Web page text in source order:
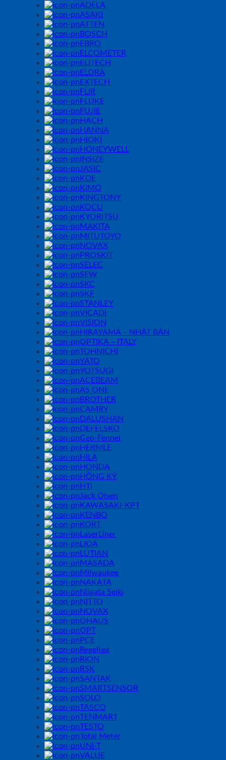
ADELA
ASAKI
ATTEN
BOSCH
EBRO
ELCOMETER
ELITECH
ELORA
EXTECH
FLIR
FLUKE
FUJIE
HACH
HANNA
HIOKI
HONEYWELL
INSIZE
JASIC
KDE
KIMO
KINGTONY
KOCU
KYORITSU
MAKITA
MITUTOYO
NOVAX
PROSKIT
SELEC
SEW
SKC
SKF
STANLEY
VICADI
VISION
HIRAYAMA – NHẬT BẢN
OPTIKA – ITALY
TOHNICHI
YATO
YOTSUGI
ACEBEAM
AS ONE
BROTHER
CAMRY
DALUSHAN
DEFELSKO
Geo-Fennel
HERMLE
HILA
HONDA
HỒNG KÝ
HTI
Jack Olsen
KAWASAKI-KPT
KENBO
KORT
LaserLiner
LIOA
LUTIAN
MASADA
Milwaukee
NAKATA
Niigata Seiki
NITTO
NOVAX
OHAUS
OPT
PCE
Regeltex
RION
RSK
SANTAK
SMARTSENSOR
SOLO
TASCO
TENMART
TESTO
Total Meter
UNI-T
VALUE